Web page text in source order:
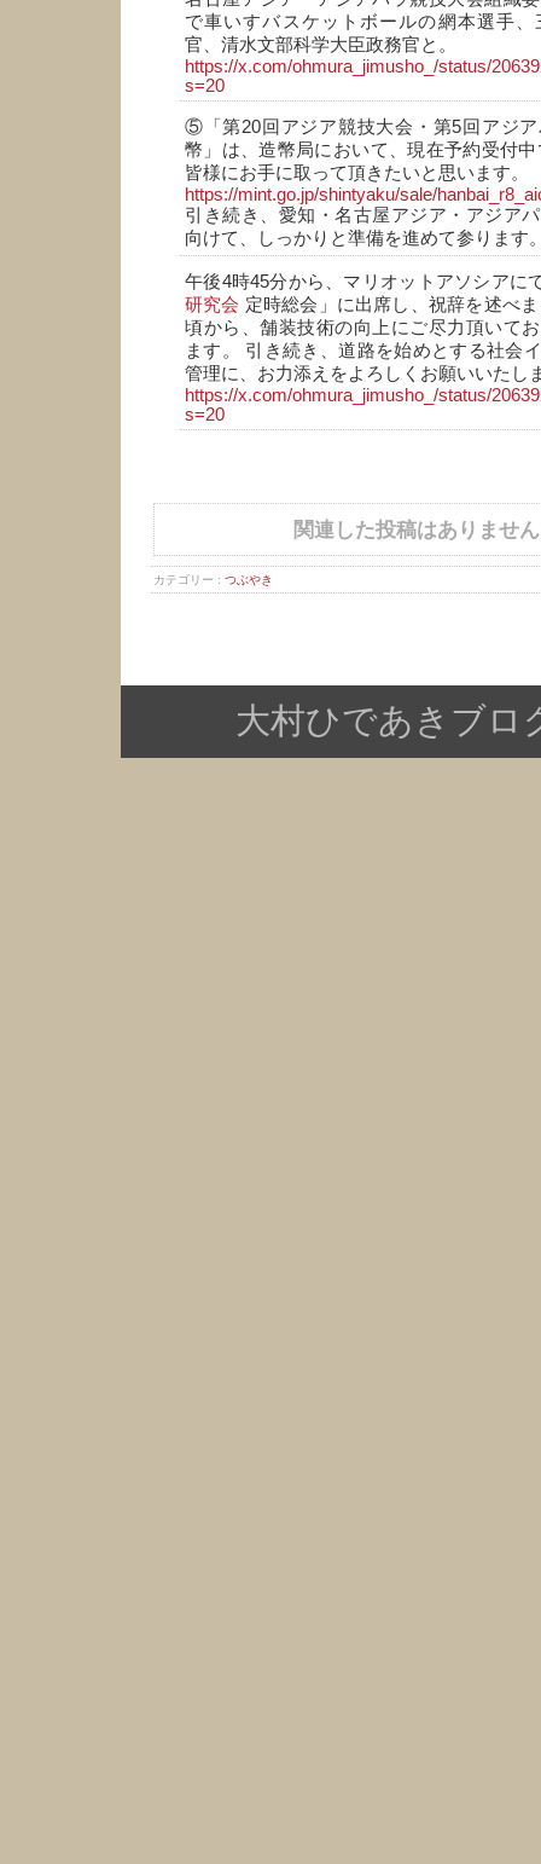
で車いすバスケットボールの網本選手
官、清水文部科学大臣政務官と。
https://x.com/ohmura_jimusho_/status/
s=20
⑤「第20回アジア競技大会・第5回アジ
幣」は、造幣局において、現在予約受付
皆様にお手に取って頂きたいと思います。
https://mint.go.jp/shintyaku/sale/
引き続き、愛知・名古屋アジア・アジア
向けて、しっかりと準備を進めて参ります
午後4時45分から、マリオットアソシアに
研究会 定時総会」に出席し、祝辞を述べ
頃から、舗装技術の向上にご尽力頂いて
ます。 引き続き、道路を始めとする社会
管理に、お力添えをよろしくお願いいたし
https://x.com/ohmura_jimusho_/status/
s=20
関連した投稿はありませ
カテゴリー : つぶやき
大村ひであきブロ